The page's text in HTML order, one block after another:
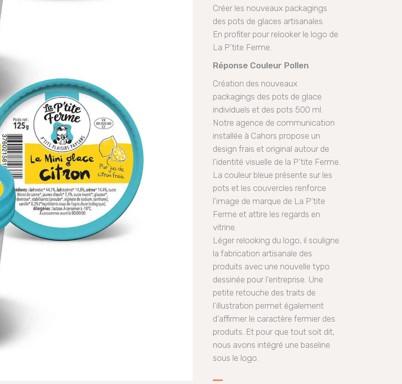
Créer les nouveaux packagings
des pots de glaces artisanales.
En profiter pour relooker le logo de
La P’tite Ferme.
Réponse Couleur Pollen
Création des nouveaux
packagings des pots de glace
individuels et des pots 500 ml.
Notre agence de communication
installée à Cahors propose un
design frais et original autour de
l’identité visuelle de la P’tite Ferme.
La couleur bleue présente sur les
pots et les couvercles renforce
l’image de marque de La P’tite
Ferme et attire les regards en
vitrine.
Léger relooking du logo, il souligne
la fabrication artisanale des
produits avec une nouvelle typo
dessinée pour l’entreprise. Une
petite retouche des traits de
l’illustration permet également
d’affirmer le caractère fermier des
produits. Et pour que tout soit dit,
nous avons intégré une baseline
sous le logo.